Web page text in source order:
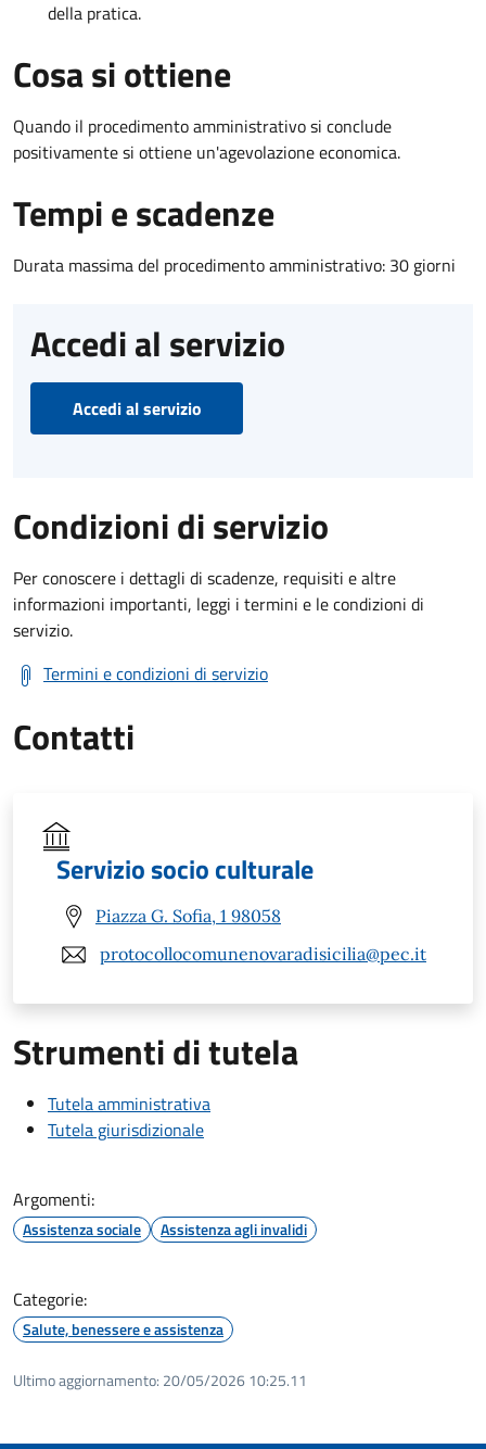
della pratica.
Cosa si ottiene
Quando il procedimento amministrativo si conclude
positivamente si ottiene un'agevolazione economica.
Tempi e scadenze
Durata massima del procedimento amministrativo: 30 giorni
Accedi al servizio
Accedi al servizio
Condizioni di servizio
Per conoscere i dettagli di scadenze, requisiti e altre
informazioni importanti, leggi i termini e le condizioni di
servizio.
Termini e condizioni di servizio
Contatti
Servizio socio culturale
Piazza G. Sofia, 1 98058
protocollocomunenovaradisicilia@pec.it
Strumenti di tutela
Tutela amministrativa
Tutela giurisdizionale
Argomenti:
Assistenza sociale Assistenza agli invalidi
Categorie:
Salute, benessere e assistenza
Ultimo aggiornamento: 20/05/2026 10:25.11